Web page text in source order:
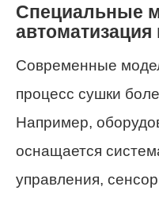
Специальные
автоматизация
Современные
процесс сушки
Например,
оснащается
управления,